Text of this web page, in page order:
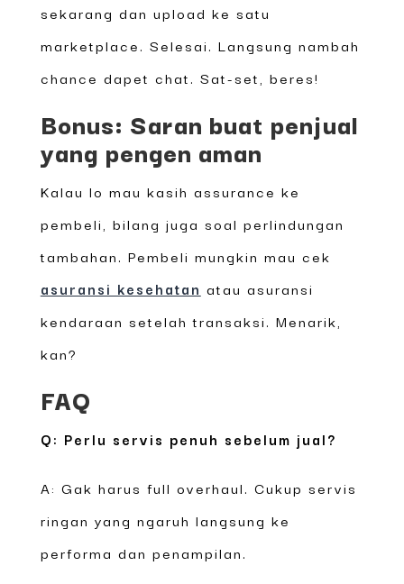
sekarang dan upload ke satu
marketplace. Selesai. Langsung nambah
chance dapet chat. Sat-set, beres!
Bonus: Saran buat penjual
yang pengen aman
Kalau lo mau kasih assurance ke
pembeli, bilang juga soal perlindungan
tambahan. Pembeli mungkin mau cek
asuransi kesehatan atau asuransi
kendaraan setelah transaksi. Menarik,
kan?
FAQ
Q: Perlu servis penuh sebelum jual?
A: Gak harus full overhaul. Cukup servis
ringan yang ngaruh langsung ke
performa dan penampilan.